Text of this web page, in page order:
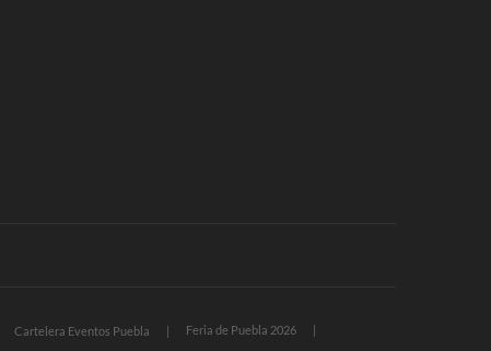
Cartelera Eventos Puebla
Feria de Puebla 2026